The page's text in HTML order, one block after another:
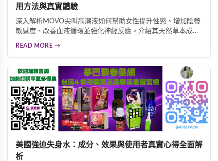
用方法與真實體驗
深入解析MOVO尖叫高潮液如何幫助女性提升性慾、增加陰蒂
敏感度、改善血液循環並強化神經反應。介紹其天然草本成
READ MORE →
美國強迫失身水：成分、效果與使用者真實心得全面解
析